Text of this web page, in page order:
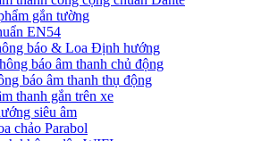
gắn tường
EN54
báo & Loa Định hướng
báo âm thanh chủ động
báo âm thanh thụ động
thanh gắn trên xe
siêu âm
chảo Parabol